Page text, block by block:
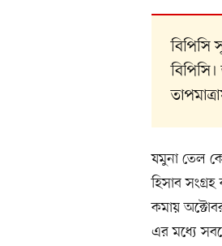
বিপিসি
যমুনা তেল
হিসাব
কমায়
এর মধ্যে